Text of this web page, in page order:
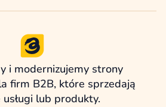
i modernizujemy strony
firm B2B, które sprzedają
usługi lub produkty.